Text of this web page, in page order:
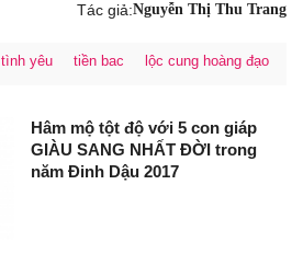
Tác giả:Nguyễn Thị Thu Trang
tình yêu tiền bac lộc cung hoàng đạo
Hâm mộ tột độ với 5 con giáp
GIÀU SANG NHẤT ĐỜI trong
năm Đinh Dậu 2017